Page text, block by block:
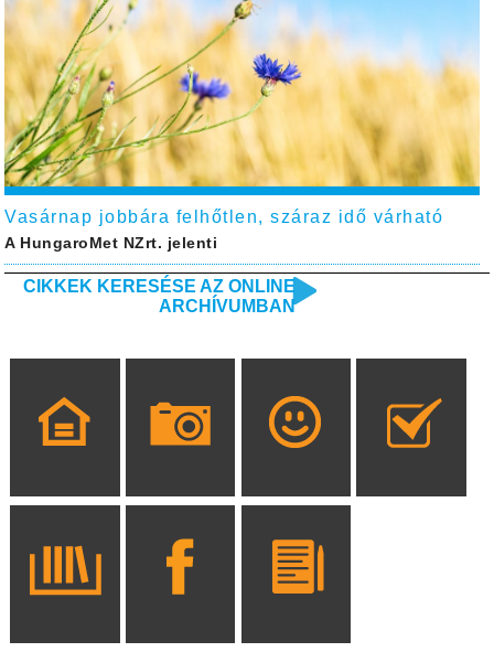
Vasárnap jobbára felhőtlen, száraz idő várható
A HungaroMet NZrt. jelenti
CIKKEK KERESÉSE AZ ONLINE
ARCHÍVUMBAN